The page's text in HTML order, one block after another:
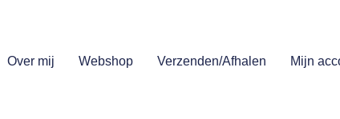
Over mij Webshop Verzenden/Afhalen Mijn